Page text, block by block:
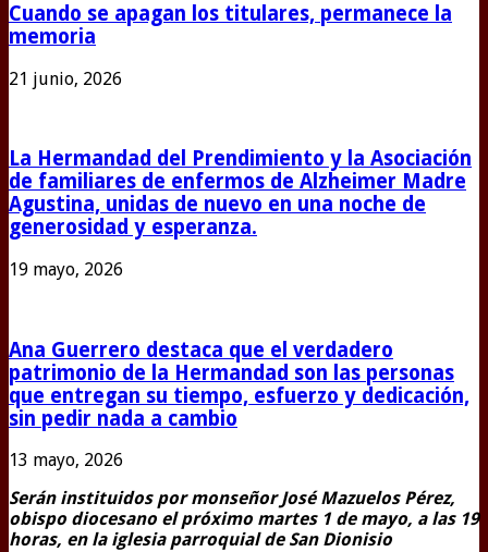
Cuando se apagan los titulares, permanece la
memoria
21 junio, 2026
La Hermandad del Prendimiento y la Asociación
de familiares de enfermos de Alzheimer Madre
Agustina, unidas de nuevo en una noche de
generosidad y esperanza.
19 mayo, 2026
Ana Guerrero destaca que el verdadero
patrimonio de la Hermandad son las personas
que entregan su tiempo, esfuerzo y dedicación,
sin pedir nada a cambio
13 mayo, 2026
Serán instituidos por monseñor José Mazuelos Pérez,
obispo diocesano el próximo martes 1 de mayo, a las 19
horas, en la iglesia parroquial de San Dionisio